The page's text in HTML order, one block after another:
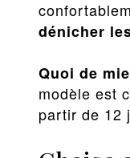
dénicher
Quoi de
modèle est
partir de 12